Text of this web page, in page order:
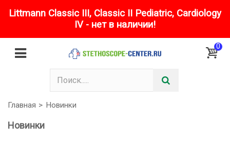
Littmann Classic III, Classic II Pediatric, Cardiology
IV - нет в наличии!
0
Главная > Новинки
Новинки